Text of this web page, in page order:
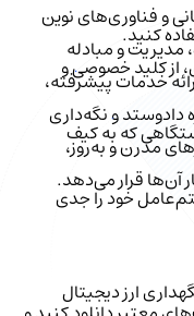
کنید.
از کلید خصوصی و
که به کیف
خود را جدی
ارز دیجیتال
و فناوری‌های نوین
و مبادله
خدمات پیشرفته،
و نگه‌داری
مدرن و به‌روز،
آن‌ها قرار می‌دهد.